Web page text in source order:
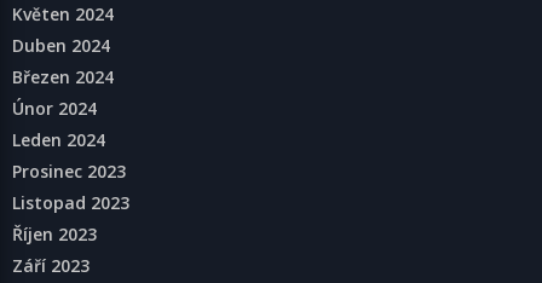
Květen 2024
Duben 2024
Březen 2024
Únor 2024
Leden 2024
Prosinec 2023
Listopad 2023
Říjen 2023
Září 2023